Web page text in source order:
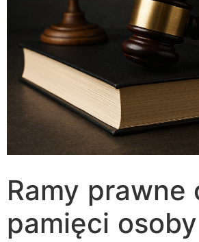
Ramy prawne
pamięci osoby